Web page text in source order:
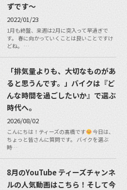
ずです〜
2022/01/23
1月も終盤、来週は2月に突入って早過ぎで
す。 春に向かっていくことは良いことですけ
どね。 …
「排気量よりも、大切なものがあ
ると思うんです。」バイクは『ど
んな時間を過ごしたいか』で選ぶ
時代へ。
2026/08/02
こんにちは！ティーズの髙橋です
今日は、
ちょっと皆さんに質問です。 バイクを選ぶ
時…
8月のYouTube ティーズチャンネ
ルの人気動画はこちら！そして今